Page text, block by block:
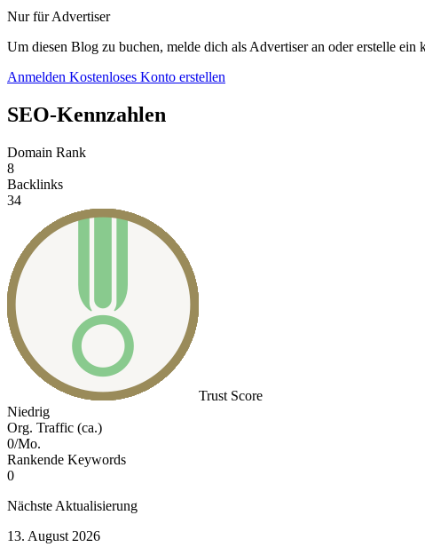
Nur für Advertiser
Um diesen Blog zu buchen, melde dich als Advertiser an oder erstelle ein
Anmelden Kostenloses Konto erstellen
SEO-Kennzahlen
Domain Rank
8
Backlinks
34
Trust Score
Niedrig
Org. Traffic (ca.)
0/Mo.
Rankende Keywords
0
Nächste Aktualisierung
13. August 2026